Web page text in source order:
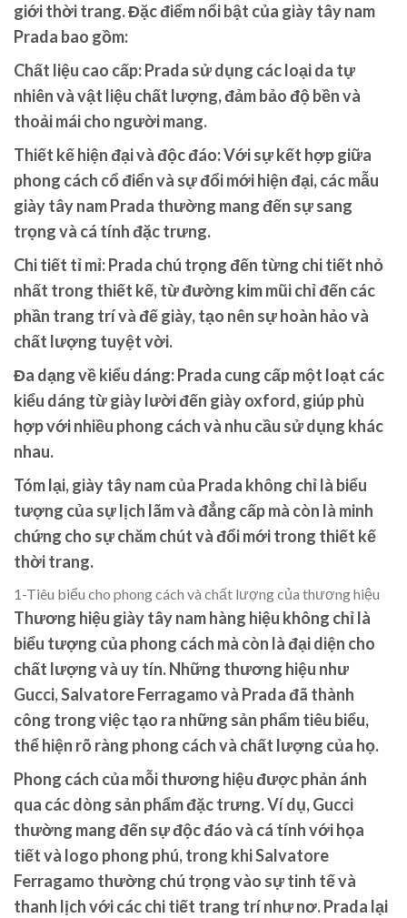
giới thời trang. Đặc điểm nổi bật của giày tây nam
Prada bao gồm:
Chất liệu cao cấp: Prada sử dụng các loại da tự
nhiên và vật liệu chất lượng, đảm bảo độ bền và
thoải mái cho người mang.
Thiết kế hiện đại và độc đáo: Với sự kết hợp giữa
phong cách cổ điển và sự đổi mới hiện đại, các mẫu
giày tây nam Prada thường mang đến sự sang
trọng và cá tính đặc trưng.
Chi tiết tỉ mỉ: Prada chú trọng đến từng chi tiết nhỏ
nhất trong thiết kế, từ đường kim mũi chỉ đến các
phần trang trí và đế giày, tạo nên sự hoàn hảo và
chất lượng tuyệt vời.
Đa dạng về kiểu dáng: Prada cung cấp một loạt các
kiểu dáng từ giày lười đến giày oxford, giúp phù
hợp với nhiều phong cách và nhu cầu sử dụng khác
nhau.
Tóm lại, giày tây nam của Prada không chỉ là biểu
tượng của sự lịch lãm và đẳng cấp mà còn là minh
chứng cho sự chăm chút và đổi mới trong thiết kế
thời trang.
1-Tiêu biểu cho phong cách và chất lượng của thương hiệu
Thương hiệu giày tây nam hàng hiệu không chỉ là
biểu tượng của phong cách mà còn là đại diện cho
chất lượng và uy tín. Những thương hiệu như
Gucci, Salvatore Ferragamo và Prada đã thành
công trong việc tạo ra những sản phẩm tiêu biểu,
thể hiện rõ ràng phong cách và chất lượng của họ.
Phong cách của mỗi thương hiệu được phản ánh
qua các dòng sản phẩm đặc trưng. Ví dụ, Gucci
thường mang đến sự độc đáo và cá tính với họa
tiết và logo phong phú, trong khi Salvatore
Ferragamo thường chú trọng vào sự tinh tế và
thanh lịch với các chi tiết trang trí như nơ. Prada lại